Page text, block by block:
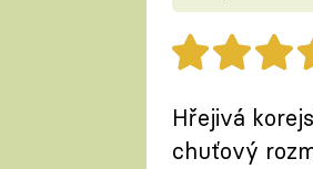
Hřejivá
chuťový